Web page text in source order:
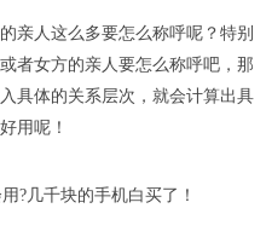
亲人这么多要怎么称呼呢？特别
者女方的亲人要怎么称呼吧，那
具体的关系层次，就会计算出具
用呢！